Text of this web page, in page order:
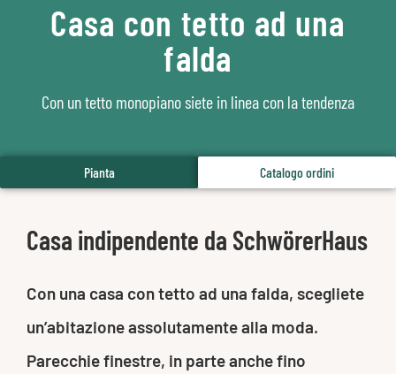
Casa con tetto ad una
falda
Con un tetto monopiano siete in linea con la tendenza
Pianta Catalogo ordini
Casa indipendente da SchwörerHaus
Con una casa con tetto ad una falda, scegliete
un’abitazione assolutamente alla moda.
Parecchie finestre, in parte anche fino